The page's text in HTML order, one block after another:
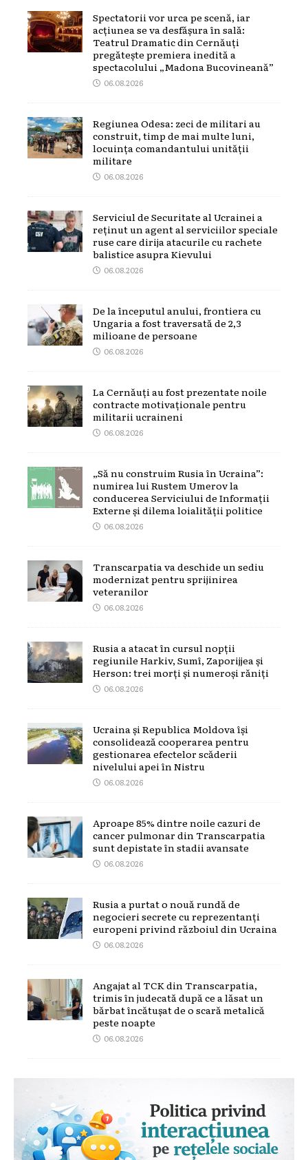
Spectatorii vor urca pe scenă, iar
acțiunea se va desfășura în sală:
Teatrul Dramatic din Cernăuți
pregătește premiera inedită a
spectacolului „Madona Bucovineană”
06.08.2026
Regiunea Odesa: zeci de militari au
construit, timp de mai multe luni,
locuința comandantului unității
militare
06.08.2026
Serviciul de Securitate al Ucrainei a
reținut un agent al serviciilor speciale
ruse care dirija atacurile cu rachete
balistice asupra Kievului
06.08.2026
De la începutul anului, frontiera cu
Ungaria a fost traversată de 2,3
milioane de persoane
06.08.2026
La Cernăuți au fost prezentate noile
contracte motivaționale pentru
militarii ucraineni
06.08.2026
„Să nu construim Rusia în Ucraina”:
numirea lui Rustem Umerov la
conducerea Serviciului de Informații
Externe și dilema loialității politice
06.08.2026
Transcarpatia va deschide un sediu
modernizat pentru sprijinirea
veteranilor
06.08.2026
Rusia a atacat în cursul nopții
regiunile Harkiv, Sumî, Zaporijjea și
Herson: trei morți și numeroși răniți
06.08.2026
Ucraina și Republica Moldova își
consolidează cooperarea pentru
gestionarea efectelor scăderii
nivelului apei în Nistru
06.08.2026
Aproape 85% dintre noile cazuri de
cancer pulmonar din Transcarpatia
sunt depistate în stadii avansate
06.08.2026
Rusia a purtat o nouă rundă de
negocieri secrete cu reprezentanți
europeni privind războiul din Ucraina
06.08.2026
Angajat al TCK din Transcarpatia,
trimis în judecată după ce a lăsat un
bărbat încătușat de o scară metalică
peste noapte
06.08.2026